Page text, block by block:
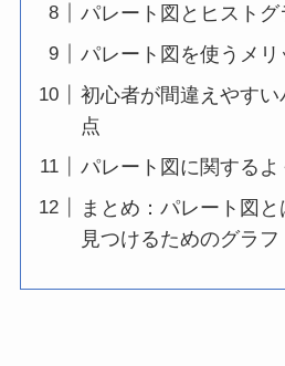
パレート図とヒストグ
パレート図を使うメリ
初心者が間違えやす
点
パレート図に関するよ
まとめ：パレート図
見つけるためのグラフ